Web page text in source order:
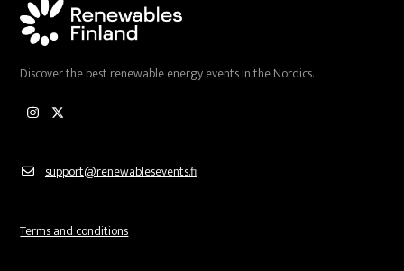
Discover the best renewable energy events in the Nordics.
Instagram
Twitter
support@renewablesevents.fi
Terms and conditions